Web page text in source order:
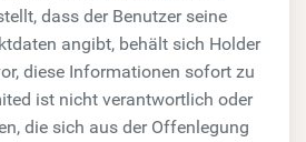
dass der Benutzer seine
angibt, behält sich Holder
diese Informationen sofort zu
ist nicht verantwortlich oder
die sich aus der Offenlegung